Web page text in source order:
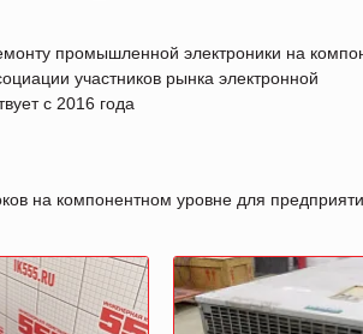
промышленной электроники на
участников рынка электронной
с 2016 года
на компонентном уровне для